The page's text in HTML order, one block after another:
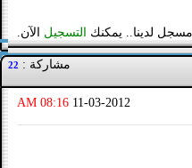
لدينا.. يمكنك التسجيل الآن.
مشاركة : 22
11-03-2012
08:16 AM